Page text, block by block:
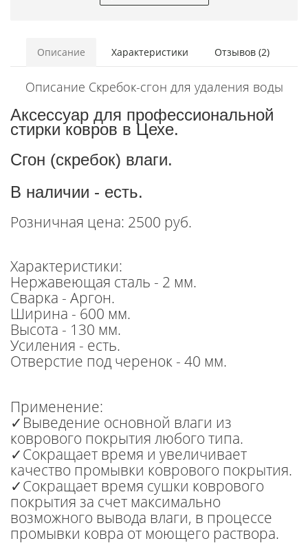
Описание Характеристики Отзывов (2)
Описание Скребок-сгон для удаления воды
Аксессуар для профессиональной
стирки ковров в Цехе.
Сгон (скребок) влаги.
В наличии - есть.
Розничная цена: 2500 руб.
Характеристики:
Нержавеющая сталь - 2 мм.
Сварка - Аргон.
Ширина - 600 мм.
Высота - 130 мм.
Усиления - есть.
Отверстие под черенок - 40 мм.
Применение:
✓Выведение основной влаги из
коврового покрытия любого типа.
✓Сокращает время и увеличивает
качество промывки коврового покрытия.
✓Сокращает время сушки коврового
покрытия за счет максимально
возможного вывода влаги, в процессе
промывки ковра от моющего раствора.